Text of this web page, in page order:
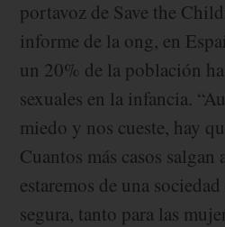
portavoz de Save the
informe de la ong, en
un 20% de la población
sexuales en la infancia.
miedo y nos cueste, hay
Cuantos más casos salgan
estaremos de una
segura, tanto para las